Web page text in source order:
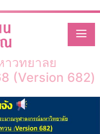
กรรมศาสตร์
ประจำปี และงบ
วิทยาลัย
(Version 682)